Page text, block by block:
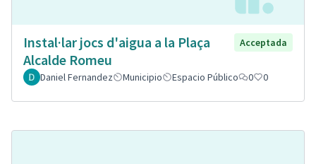
Instal·lar jocs d'aigua a la Plaça
Alcalde Romeu
Acceptada
Daniel Fernandez Municipio Espacio Público 0 0